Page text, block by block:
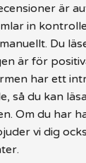
är
in
Du
är för
har ett
så du kan
Om du har
vi dig